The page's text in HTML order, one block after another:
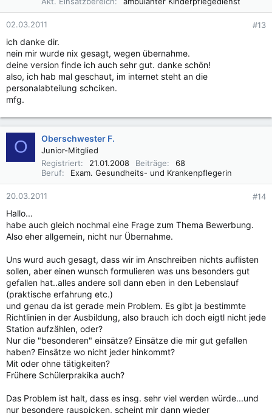
02.03.2011 #13
ich danke dir.
nein mir wurde nix gesagt, wegen übernahme.
deine version finde ich auch sehr gut. danke schön!
also, ich hab mal geschaut, im internet steht an die
personalabteilung schciken.
mfg.
O Oberschwester F.
Junior-Mitglied
Registriert
21.01.2008 Beiträge
68
Beruf
Exam. Gesundheits- und Krankenpflegerin
20.03.2011 #14
Hallo...
habe auch gleich nochmal eine Frage zum Thema Bewerbung.
Also eher allgemein, nicht nur Übernahme.
Uns wurd auch gesagt, dass wir im Anschreiben nichts auflisten
sollen, aber einen wunsch formulieren was uns besonders gut
gefallen hat..alles andere soll dann eben in den Lebenslauf
(praktische erfahrung etc.)
und genau da ist gerade mein Problem. Es gibt ja bestimmte
Richtlinien in der Ausbildung, also brauch ich doch eigtl nicht jede
Station aufzählen, oder?
Nur die "besonderen" einsätze? Einsätze die mir gut gefallen
haben? Einsätze wo nicht jeder hinkommt?
Mit oder ohne tätigkeiten?
Frühere Schülerprakika auch?
Das Problem ist halt, dass es insg. sehr viel werden würde...und
nur besondere rauspicken, scheint mir dann wieder